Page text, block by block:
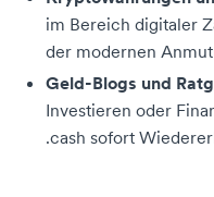
im Bereich digitaler
der modernen
Geld-Blogs und
Investieren oder
.cash sofort